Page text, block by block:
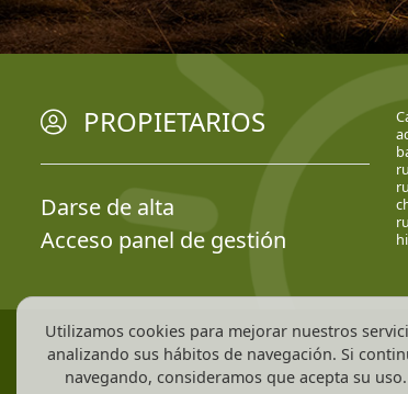
PROPIETARIOS
Darse de alta
Acceso panel de gestión
Utilizamos cookies para mejorar nuestros
analizando sus hábitos de navegación. Si
navegando, consideramos que acepta su uso.